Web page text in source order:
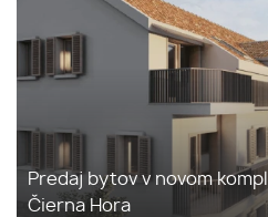
Predaj bytov v novom
Čierna Hora